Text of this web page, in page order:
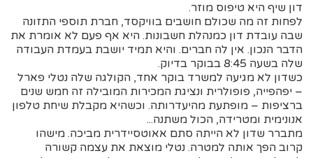
דון שיף היא טיפוס מוזר.
לפחות זה מה שכולם חושבים בוויקסד, חברת תוספי התזונה
שבה עובדת דון כמנהלת חשבונות. היא אף פעם לא אומרת את
הדבר הנכון. אין לה חברים. והיא תמיד יושבת בעמדת העבודה
שלה בשעה 8:45 בבוקר בדיוק.
כשדון לא מגיעה למשרד בוקר אחד, הקולגה שלה נטלי פארל
– יפהפייה, פופולרית ונציגת המכירות המובילה זה חמש שנים
ברציפות – מופתעת מהיעדרותה. וכשהיא מקבלת שיחת טלפון
אנונימית ומטרידה, הכול משתנה...
מתברר שדון לא הייתה סתם אאוטסיידרית מביכה. מישהו
קרוב הפך אותה למטרה. נטלי מוצאת את עצמה קשורה